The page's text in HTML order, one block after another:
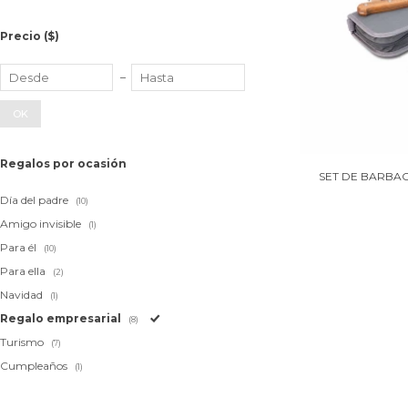
SET DE
Precio ($)
OK
Regalos por ocasión
Día del padre (10)
Amigo invisible (1)
Para él (10)
Para ella (2)
Navidad (1)
Regalo empresarial (8)
Turismo (7)
Cumpleaños (1)